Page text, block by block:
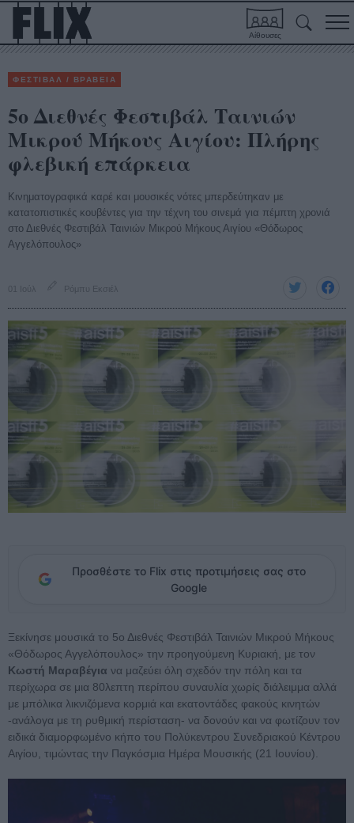
Αίθουσες
ΦΕΣΤΙΒΑΛ / ΒΡΑΒΕΙΑ
5ο Διεθνές Φεστιβάλ Ταινιών
Μικρού Μήκους Αιγίου: Πλήρης
φλεβική επάρκεια
Κινηματογραφικά καρέ και μουσικές νότες μπερδεύτηκαν με
κατατοπιστικές κουβέντες για την τέχνη του σινεμά για πέμπτη χρονιά
στο Διεθνές Φεστιβάλ Ταινιών Μικρού Μήκους Αιγίου «Θόδωρος
Αγγελόπουλος»
01 Ιούλ Ρόμπυ Εκσιέλ
Προσθέστε το Flix στις προτιμήσεις σας στο
Google
Ξεκίνησε μουσικά το 5ο Διεθνές Φεστιβάλ Ταινιών Μικρού Μήκους
«Θόδωρος Αγγελόπουλος» την προηγούμενη Κυριακή, με τον
Κωστή Μαραβέγια να μαζεύει όλη σχεδόν την πόλη και τα
περίχωρα σε μια 80λεπτη περίπου συναυλία χωρίς διάλειμμα αλλά
με μπόλικα λικνιζόμενα κορμιά και εκατοντάδες φακούς κινητών
-ανάλογα με τη ρυθμική περίσταση- να δονούν και να φωτίζουν τον
ειδικά διαμορφωμένο κήπο του Πολύκεντρου Συνεδριακού Κέντρου
Αιγίου, τιμώντας την Παγκόσμια Ημέρα Μουσικής (21 Ιουνίου).